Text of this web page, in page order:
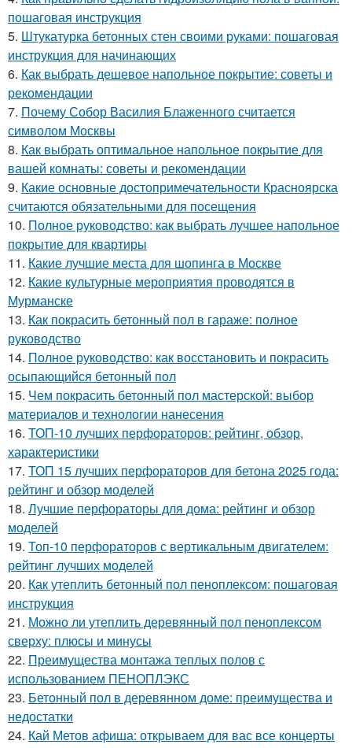
пошаговая инструкция
5. Штукатурка бетонных стен своими руками: пошаговая
инструкция для начинающих
6. Как выбрать дешевое напольное покрытие: советы и
рекомендации
7. Почему Собор Василия Блаженного считается
символом Москвы
8. Как выбрать оптимальное напольное покрытие для
вашей комнаты: советы и рекомендации
9. Какие основные достопримечательности Красноярска
считаются обязательными для посещения
10. Полное руководство: как выбрать лучшее напольное
покрытие для квартиры
11. Какие лучшие места для шопинга в Москве
12. Какие культурные мероприятия проводятся в
Мурманске
13. Как покрасить бетонный пол в гараже: полное
руководство
14. Полное руководство: как восстановить и покрасить
осыпающийся бетонный пол
15. Чем покрасить бетонный пол мастерской: выбор
материалов и технологии нанесения
16. ТОП-10 лучших перфораторов: рейтинг, обзор,
характеристики
17. ТОП 15 лучших перфораторов для бетона 2025 года:
рейтинг и обзор моделей
18. Лучшие перфораторы для дома: рейтинг и обзор
моделей
19. Топ-10 перфораторов с вертикальным двигателем:
рейтинг лучших моделей
20. Как утеплить бетонный пол пеноплексом: пошаговая
инструкция
21. Можно ли утеплить деревянный пол пеноплексом
сверху: плюсы и минусы
22. Преимущества монтажа теплых полов с
использованием ПЕНОПЛЭКС
23. Бетонный пол в деревянном доме: преимущества и
недостатки
24. Кай Метов афиша: открываем для вас все концерты